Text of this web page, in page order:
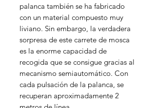
palanca también se ha fabricado
con un material compuesto muy
liviano. Sin embargo, la verdadera
sorpresa de este carrete de mosca
es la enorme capacidad de
recogida que se consigue gracias al
mecanismo semiautomático. Con
cada pulsación de la palanca, se
recuperan aproximadamente 2